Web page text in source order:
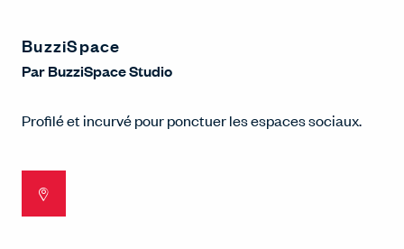
BuzziSpace
ParBuzziSpace Studio
Profilé et incurvé pour ponctuer les espaces sociaux.